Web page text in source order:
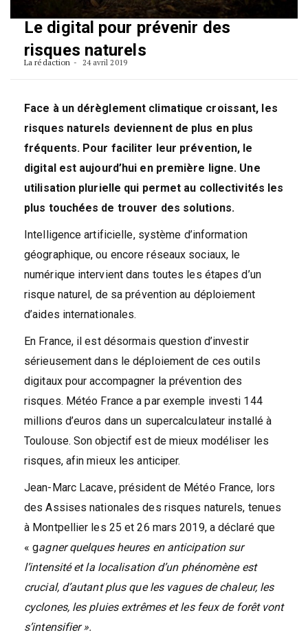
Le digital pour prévenir des
risques naturels
La rédaction 24 avril 2019
Face à un dérèglement climatique croissant, les
risques naturels deviennent de plus en plus
fréquents. Pour faciliter leur prévention, le
digital est aujourd’hui en première ligne. Une
utilisation plurielle qui permet au collectivités les
plus touchées de trouver des solutions.
Intelligence artificielle, système d’information
géographique, ou encore réseaux sociaux, le
numérique intervient dans toutes les étapes d’un
risque naturel, de sa prévention au déploiement
d’aides internationales.
En France, il est désormais question d’investir
sérieusement dans le déploiement de ces outils
digitaux pour accompagner la prévention des
risques. Météo France a par exemple investi 144
millions d’euros dans un supercalculateur installé à
Toulouse. Son objectif est de mieux modéliser les
risques, afin mieux les anticiper.
Jean-Marc Lacave, président de Météo France, lors
des Assises nationales des risques naturels, tenues
à Montpellier les 25 et 26 mars 2019, a déclaré que
« gagner quelques heures en anticipation sur
l’intensité et la localisation d’un phénomène est
crucial, d’autant plus que les vagues de chaleur, les
cyclones, les pluies extrêmes et les feux de forêt vont
s’intensifier ».